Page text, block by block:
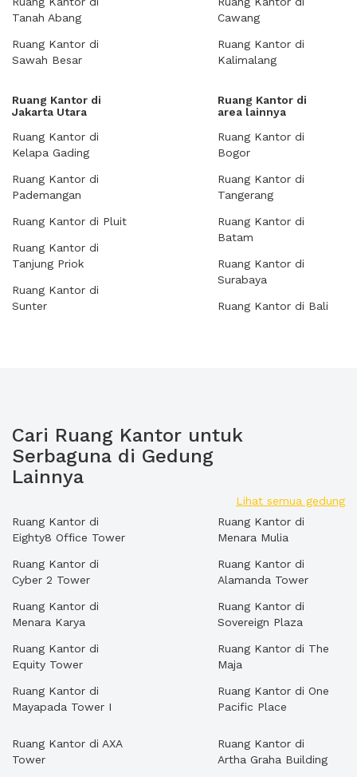
Tanah Abang
Ruang Kantor di
Sawah Besar
Cawang
Ruang Kantor di
Kalimalang
Ruang Kantor di
Jakarta Utara
Ruang Kantor di
Kelapa Gading
Ruang Kantor di
Pademangan
Ruang Kantor di Pluit
Ruang Kantor di
Tanjung Priok
Ruang Kantor di
Sunter
Ruang Kantor di
area lainnya
Ruang Kantor di
Bogor
Ruang Kantor di
Tangerang
Ruang Kantor di
Batam
Ruang Kantor di
Surabaya
Ruang Kantor di Bali
Cari Ruang Kantor untuk
Serbaguna di Gedung
Lainnya
Lihat semua gedung
Ruang Kantor di
Eighty8 Office Tower
Ruang Kantor di
Cyber 2 Tower
Ruang Kantor di
Menara Karya
Ruang Kantor di
Equity Tower
Ruang Kantor di
Mayapada Tower I
Ruang Kantor di
Menara Mulia
Ruang Kantor di
Alamanda Tower
Ruang Kantor di
Sovereign Plaza
Ruang Kantor di The
Maja
Ruang Kantor di One
Pacific Place
Ruang Kantor di AXA
Tower
Ruang Kantor di
Artha Graha Building